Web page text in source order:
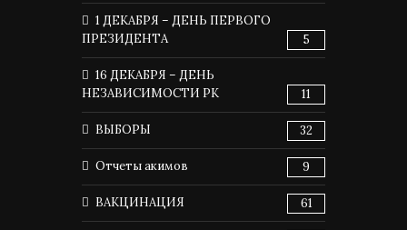
1 ДЕКАБРЯ – ДЕНЬ ПЕРВОГО
ПРЕЗИДЕНТА
5
16 ДЕКАБРЯ – ДЕНЬ
НЕЗАВИСИМОСТИ РК
11
ВЫБОРЫ 32
Отчеты акимов 9
ВАКЦИНАЦИЯ 61